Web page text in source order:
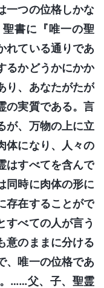
一つの位格しかな
書に『唯一の聖
れている通りであ
るかどうかにかか
り、あなたがたが
の実質である。言
が、万物の上に立
体になり、人々の
はすべてを含んで
同時に肉体の形に
存在することがで
すべての人が言う
意のままに分ける
、唯一の位格であ
……父、子、聖霊